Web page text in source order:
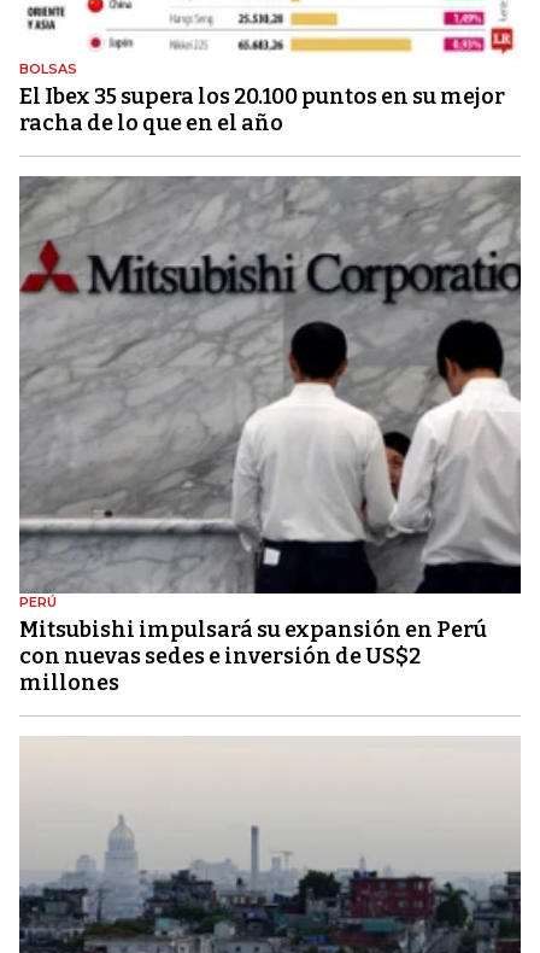
BOLSAS
El Ibex 35 supera los 20.100 puntos en su mejor
racha de lo que en el año
PERÚ
Mitsubishi impulsará su expansión en Perú
con nuevas sedes e inversión de US$2
millones